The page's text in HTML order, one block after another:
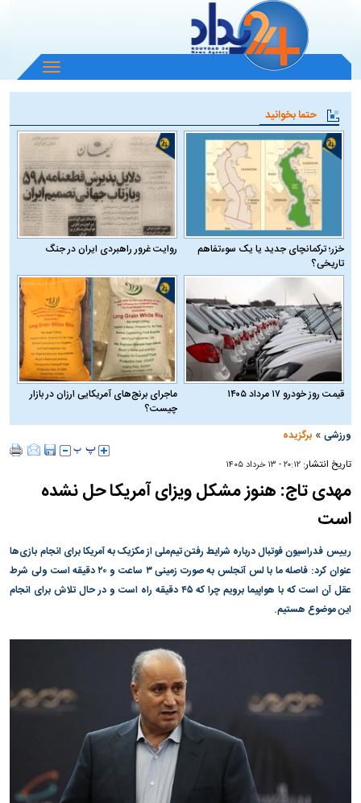
باز
و
منو
حتما بخوانید
خزر؛ ترکمانچای جدید یا یک سوءتفاهم
تاریخی؟
روایت غرور راهبردی ایران در جنگ
قیمت روز خودرو ۱۷ مرداد ۱۴۰۵
ماجرای برنج‌های آمریکایی ارزان در بازار
چیست؟
ورزشی »برگزیده
تاریخ انتشار:۲۰:۱۲ - ۱۳ خرداد ۱۴۰۵
مهدی تاج: هنوز مشکل ویزای آمریکا حل نشده
است
رییس فدراسیون فوتبال درباره شرایط رفتن تیم‌ملی از مکزیک به آمریکا برای انجام بازی‌ها
عنوان کرد: فاصله ما با لس آنجلس به صورت زمینی ۳ ساعت و ۲۰ دقیقه است ولی شرط
عقل آن است که با هواپیما برویم چرا که ۴۵ دقیقه راه است و در حال تلاش برای انجام
این موضوع هستیم.